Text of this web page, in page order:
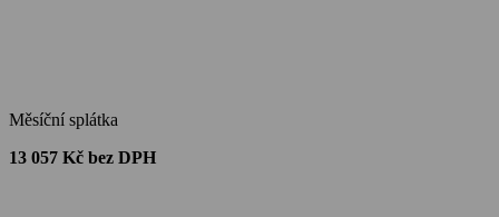
Měsíční splátka
13 057 Kč bez DPH